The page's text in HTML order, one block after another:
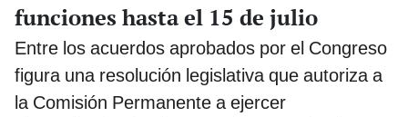
funciones hasta el 15 de julio
Entre los acuerdos aprobados por el Congreso
figura una resolución legislativa que autoriza a
la Comisión Permanente a ejercer